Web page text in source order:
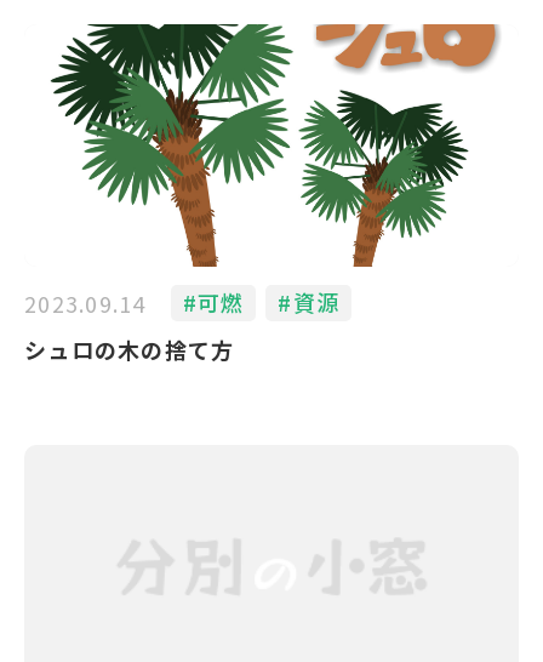
2023.09.14 #可燃
#資源
シュロの木の捨て方